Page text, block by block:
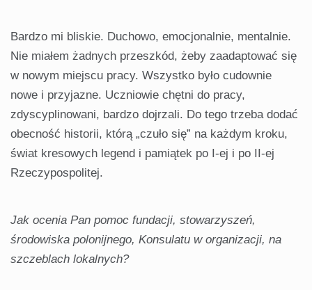
Bardzo mi bliskie. Duchowo, emocjonalnie, mentalnie.
Nie miałem żadnych przeszkód, żeby zaadaptować się
w nowym miejscu pracy. Wszystko było cudownie
nowe i przyjazne. Uczniowie chętni do pracy,
zdyscyplinowani, bardzo dojrzali. Do tego trzeba dodać
obecność historii, którą „czuło się” na każdym kroku,
świat kresowych legend i pamiątek po I-ej i po II-ej
Rzeczypospolitej.
Jak ocenia Pan pomoc fundacji, stowarzyszeń,
środowiska polonijnego, Konsulatu w organizacji, na
szczeblach lokalnych?